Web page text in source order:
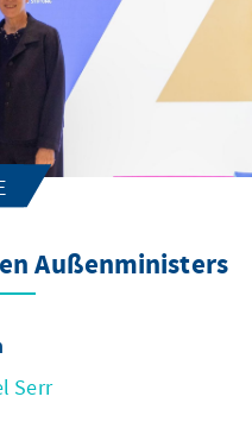
Außenministers
Serr